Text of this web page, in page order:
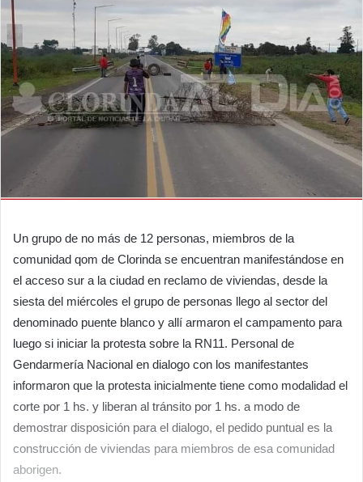
Un grupo de no más de 12 personas, miembros de la
comunidad qom de Clorinda se encuentran manifestándose en
el acceso sur a la ciudad en reclamo de viviendas, desde la
siesta del miércoles el grupo de personas llego al sector del
denominado puente blanco y allí armaron el campamento para
luego si iniciar la protesta sobre la RN11. Personal de
Gendarmería Nacional en dialogo con los manifestantes
informaron que la protesta inicialmente tiene como modalidad el
corte por 1 hs. y liberan al tránsito por 1 hs. a modo de
demostrar disposición para el dialogo, el pedido puntual es la
construcción de viviendas para miembros de esa comunidad
aborigen.